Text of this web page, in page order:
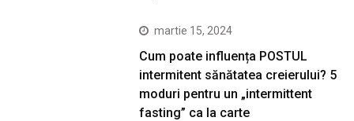
martie 15, 2024
Cum poate influența POSTUL
intermitent sănătatea creierului? 5
moduri pentru un „intermittent
fasting” ca la carte